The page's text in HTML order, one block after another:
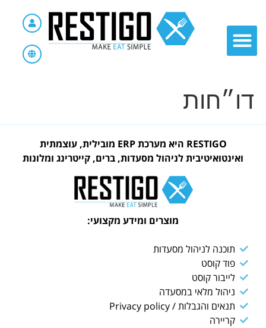
דו״חות
RESTIGO היא מערכת ERP מובילית, עוצמתית
ואינטואיטיבית לניהול מסעדות, ברים, קייטרינג ומלונות
מוצרים ומידע מקצועי:
תוכנה לניהול מסעדות
פוד קוסט
לייבור קוסט
ניהול מלאי במסעדה
תנאים והגבלות / Privacy policy
קריירה